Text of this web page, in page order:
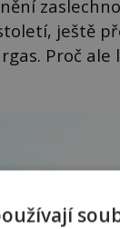
ještě
Proč